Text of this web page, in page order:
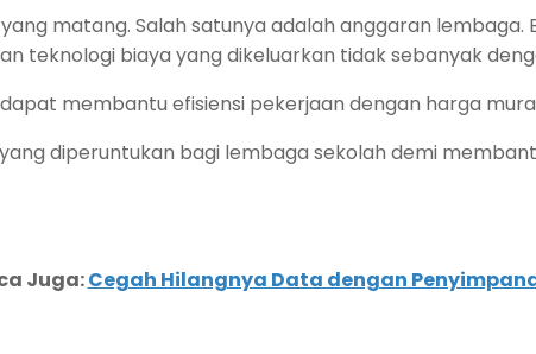
matang. Salah satunya adalah anggaran
teknologi biaya yang dikeluarkan tidak sebanyak
membantu efisiensi pekerjaan dengan harga
diperuntukan bagi lembaga sekolah demi
Juga:Cegah Hilangnya Data dengan